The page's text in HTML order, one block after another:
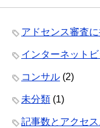
アドセンス審査
インターネット
コンサル (2)
未分類 (1)
記事数とアクセ